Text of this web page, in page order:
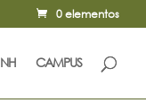
0 elementos
NH CAMPUS